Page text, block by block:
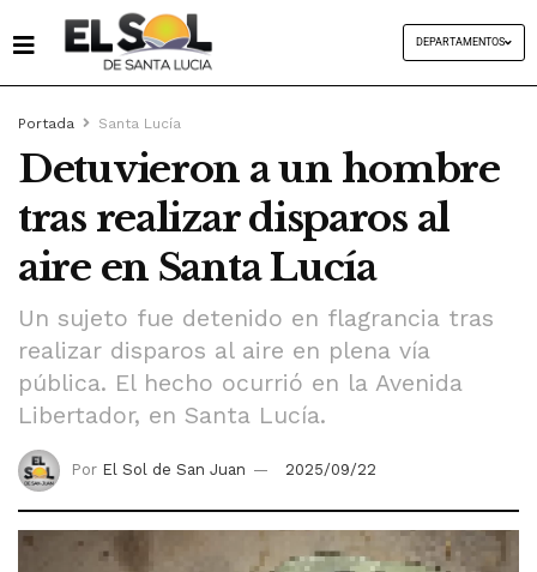
DEPARTAMENTOS
Portada Santa Lucía
Detuvieron a un hombre
tras realizar disparos al
aire en Santa Lucía
Un sujeto fue detenido en flagrancia tras
realizar disparos al aire en plena vía
pública. El hecho ocurrió en la Avenida
Libertador, en Santa Lucía.
Por El Sol de San Juan 2025/09/22